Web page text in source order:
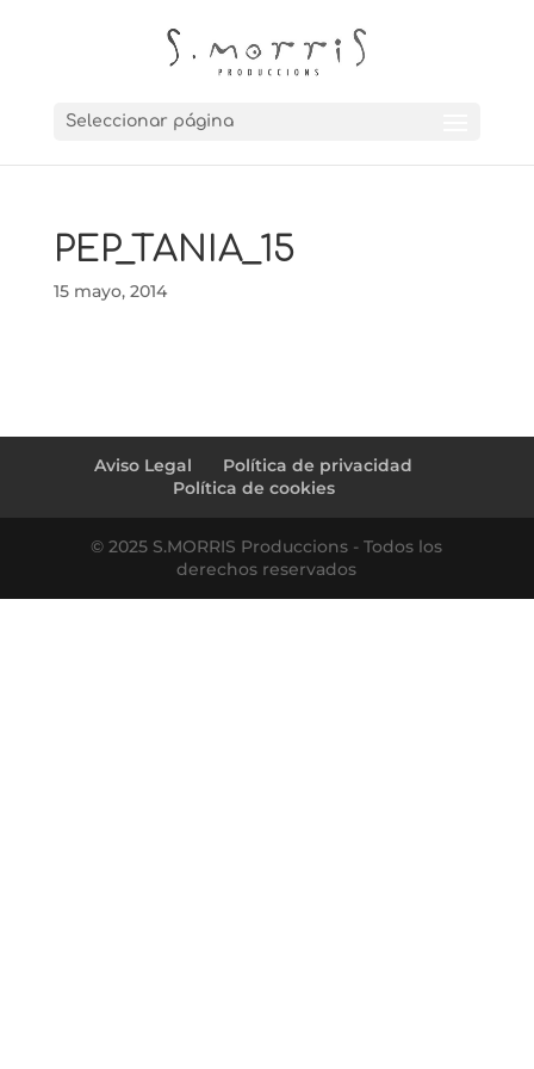
Seleccionar página
PEP_TANIA_15
15 mayo, 2014
Aviso Legal
Política de privacidad
Política de cookies
© 2025 S.MORRIS Produccions - Todos los
derechos reservados